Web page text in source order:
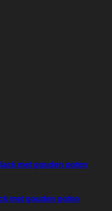
met gouden poten